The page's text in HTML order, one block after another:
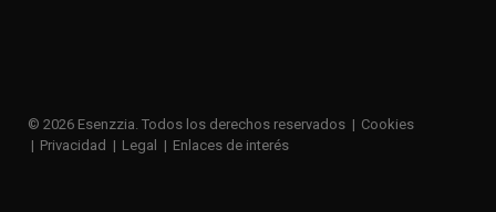
© 2026 Esenzzia. Todos los derechos reservados
Cookies
Privacidad
Legal Enlaces de interés